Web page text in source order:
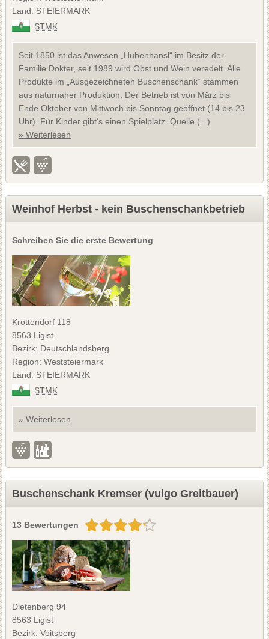
Land: STEIERMARK
STMK
Seit 1850 ist das Anwesen „Hubenhansl“ im Besitz der
Familie Dokter, seit 1989 wird Obst und Wein veredelt. Alle
Produkte im „Ausgezeichneten Buschenschank“ stammen
aus naturnaher Produktion. Der Betrieb ist von März bis
Ende Oktober von Mittwoch bis Sonntag geöffnet (14 bis 23
Uhr). Für Kinder gibt's einen Spielplatz. Quelle (...)
» Weiterlesen
Weinhof Herbst - kein Buschenschankbetrieb
Schreiben Sie die erste Bewertung
Krottendorf 118
8563 Ligist
Bezirk: Deutschlandsberg
Region: Weststeiermark
Land: STEIERMARK
STMK
» Weiterlesen
Buschenschank Kremser (vulgo Greitbauer)
13 Bewertungen
Dietenberg 94
8563 Ligist
Bezirk: Voitsberg